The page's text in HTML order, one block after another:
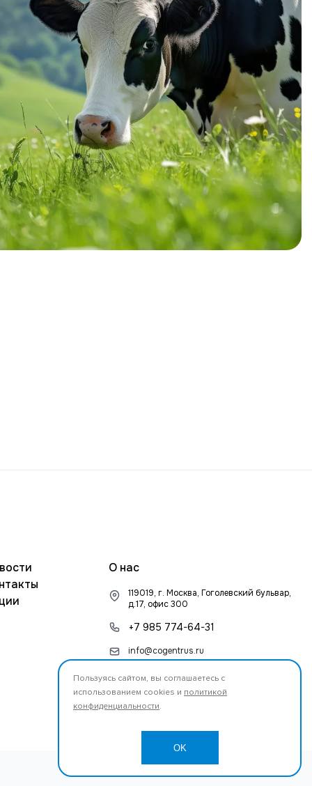
О нас
119019, г. Москва, Гоголевский бульвар,
д.17, офис 300
+7 985 774-64-31
info@cogentrus.ru
Пользуясь сайтом, вы соглашаетесь с
использованием cookies и политикой
конфиденциальности.
OK